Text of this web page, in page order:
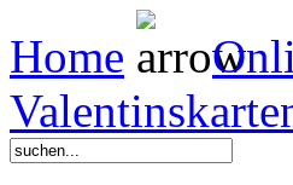
Home